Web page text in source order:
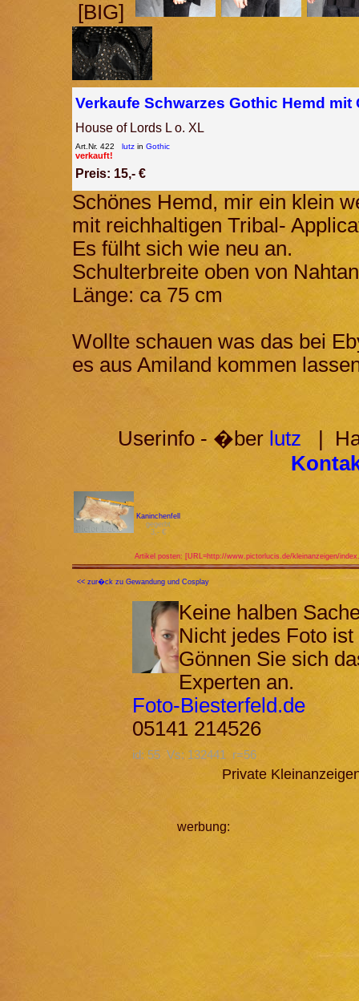
[BIG]
Verkaufe Schwarzes Gothic Hemd
House of Lords L o. XL
Art.Nr. 422 lutz in Gothic
verkauft!
Preis: 15,- €
Schönes Hemd, mir ein klein
mit reichhaltigen Tribal-
Es fülht sich wie neu an.
Schulterbreite oben von
Länge: ca 75 cm
Wollte schauen was das bei
es aus Amiland kommen
Userinfo - �ber lutz |
Kaninchenfell
gegerbt
3,- €
Artikel posten: [URL=http://www.pictorlucis.de/kleinanzeigen/
<< zur�ck zu Gewandung und Cosplay
Keine halben
Nicht jedes Foto
Gönnen Sie sich
Experten an.
Foto-Biesterfeld.de
05141 214526
id: 55 Vs: 132441 r=56
Private
werbung: